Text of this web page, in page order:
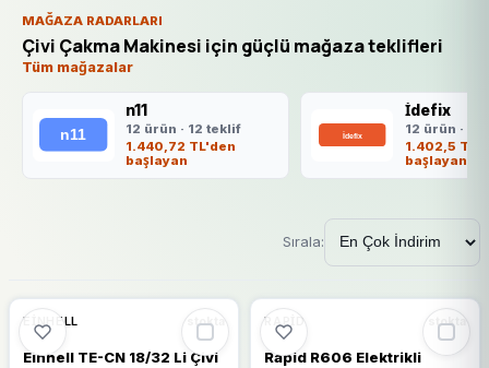
MAĞAZA RADARLARI
Çivi Çakma Makinesi için güçlü mağaza teklifleri
Tüm mağazalar
n11
12 ürün · 12 teklif
1.440,72 TL'den
başlayan
İdefix
12 ürün ·
1.402,5
başlayan
Sırala:
%52 %52 DÜŞTÜ
EINHELL stokta
Einhell TE-CN 18/32 Li Çivi
%42 %42 DÜŞTÜ
RAPID stokta
Rapid R606 Elektrikli